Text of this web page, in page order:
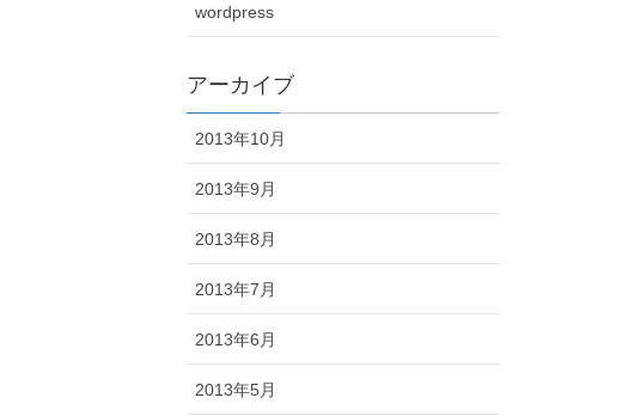
wordpress
アーカイブ
2013年10月
2013年9月
2013年8月
2013年7月
2013年6月
2013年5月